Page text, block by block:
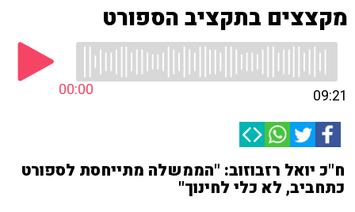
מקצצים בתקציב הספורט
00:00 09:21
ח"כ יואל רזבוזוב: "הממשלה מתייחסת לספורט
כתחביב, לא כלי לחינוך"